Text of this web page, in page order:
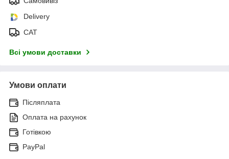
Delivery
САТ
Всі умови доставки
Умови оплати
Післяплата
Оплата на рахунок
Готівкою
PayPal